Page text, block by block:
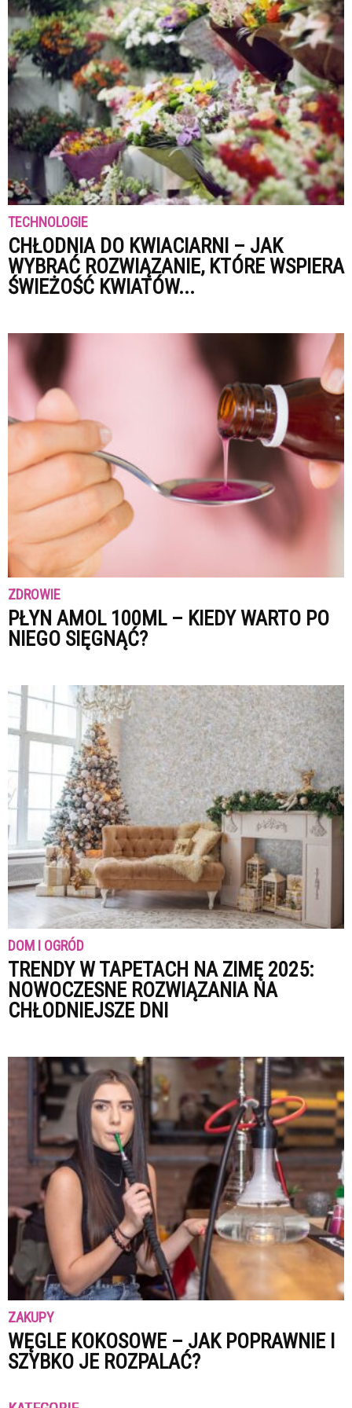
TECHNOLOGIE
CHŁODNIA DO KWIACIARNI – JAK
WYBRAĆ ROZWIĄZANIE, KTÓRE WSPIERA
ŚWIEŻOŚĆ KWIATÓW...
ZDROWIE
PŁYN AMOL 100ML – KIEDY WARTO PO
NIEGO SIĘGNĄĆ?
DOM I OGRÓD
TRENDY W TAPETACH NA ZIMĘ 2025:
NOWOCZESNE ROZWIĄZANIA NA
CHŁODNIEJSZE DNI
ZAKUPY
WĘGLE KOKOSOWE – JAK POPRAWNIE I
SZYBKO JE ROZPALAĆ?